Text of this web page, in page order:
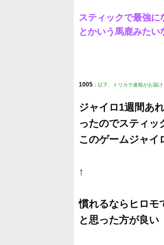
スティックで最強に
とかいう馬鹿みた
1005 : 以下、トリカラ速報がお届
ジャイロ1週間あ
ったのでスティッ
このゲームジャイ
↑
慣れるならヒロモ
と思った方が良い